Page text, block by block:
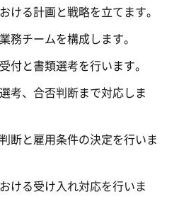
ける計画と戦略を立てます。
務チームを構成します。
付と書類選考を行います。
考、合否判断まで対応しま
断と雇用条件の決定を行いま
ける受け入れ対応を行いま